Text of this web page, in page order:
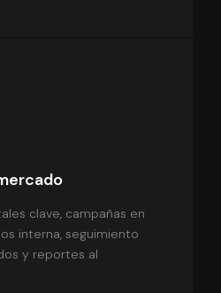
clave, campañas en
interna, seguimiento
y reportes al